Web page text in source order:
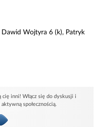
Wojtyra 6 (k), Patryk
inni! Włącz się do dyskusji i
społecznością.